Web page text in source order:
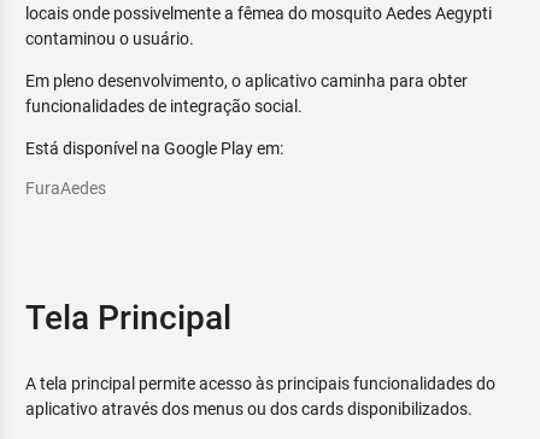
locais onde possivelmente a fêmea do mosquito Aedes Aegypti
contaminou o usuário.
Em pleno desenvolvimento, o aplicativo caminha para obter
funcionalidades de integração social.
Está disponível na Google Play em:
FuraAedes
Tela Principal
A tela principal permite acesso às principais funcionalidades do
aplicativo através dos menus ou dos cards disponibilizados.